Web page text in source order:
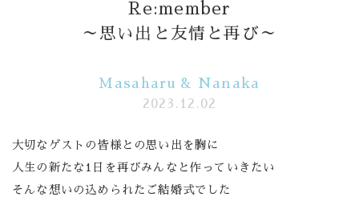
Banquet
Movie
Re:member
～思い出と友情と再び～
Masaharu & Nanaka
2023.12.02
大切なゲストの皆様との思い出を胸に
人生の新たな1日を再びみんなと作っていきたい
そんな想いの込められたご結婚式でした